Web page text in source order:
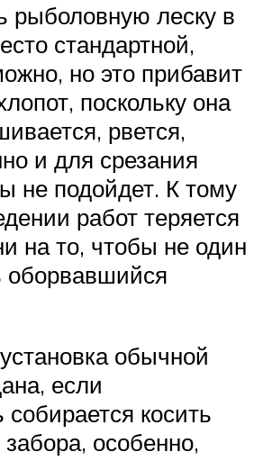
рыболовную леску в
стандартной,
но это прибавит
поскольку она
рвется,
и для срезания
не подойдет. К тому
работ теряется
на то, чтобы не один
оборвавшийся
обычной
если
собирается косить
особенно,